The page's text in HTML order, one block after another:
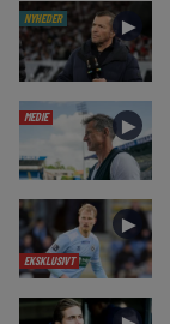
NYHEDER ►
MEDIE ►
EKSKLUSIVT
►